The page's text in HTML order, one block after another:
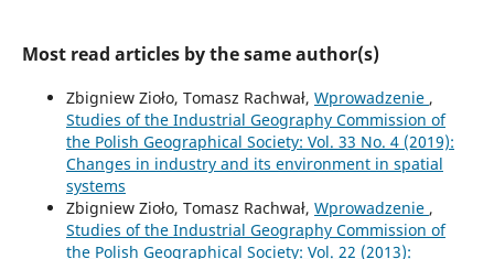
Most read articles by the same author(s)
Zbigniew Zioło, Tomasz Rachwał, Wprowadzenie ,
Studies of the Industrial Geography Commission of
the Polish Geographical Society: Vol. 33 No. 4 (2019):
Changes in industry and its environment in spatial
systems
Zbigniew Zioło, Tomasz Rachwał, Wprowadzenie ,
Studies of the Industrial Geography Commission of
the Polish Geographical Society: Vol. 22 (2013):